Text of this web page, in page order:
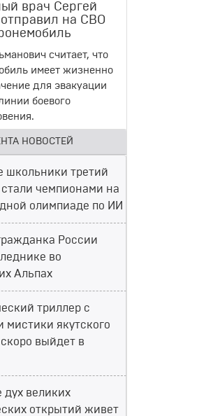
врач Сергей
отправил на СВО
считает, что
имеет жизненно
для эвакуации
боевого
НОВОСТЕЙ
школьники третий
чемпионами на
олимпиаде по ИИ
России
во
Альпах
триллер с
мистики якутского
выйдет в
дух великих
открытий живет